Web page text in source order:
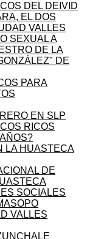
DEL DEIVID
EL DOS
VALLES
SEXUAL A
DE LA
DE
PARA
EN SLP
RICOS
LA HUASTECA
DE
SOCIALES
VALLES